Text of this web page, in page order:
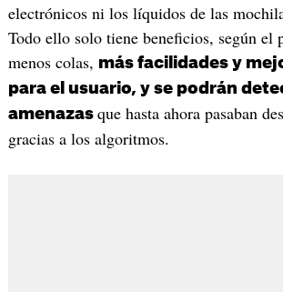
electrónicos ni los líquidos de las
Todo ello solo tiene beneficios, según
menos colas, más facilidades y
para el usuario, y se podrán
amenazas que hasta ahora pasaban
gracias a los algoritmos.